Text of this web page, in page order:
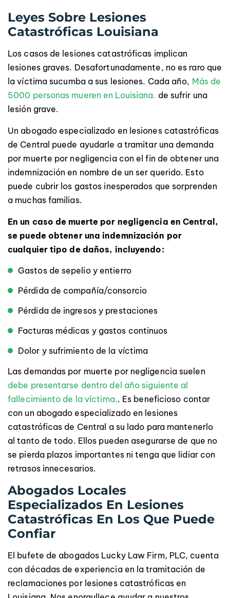
Leyes Sobre Lesiones
Catastróficas Louisiana
Los casos de lesiones catastróficas implican
lesiones graves. Desafortunadamente, no es raro que
la víctima sucumba a sus lesiones. Cada año, Más de
5000 personas mueren en Louisiana. de sufrir una
lesión grave.
Un abogado especializado en lesiones catastróficas
de Central puede ayudarle a tramitar una demanda
por muerte por negligencia con el fin de obtener una
indemnización en nombre de un ser querido. Esto
puede cubrir los gastos inesperados que sorprenden
a muchas familias.
En un caso de muerte por negligencia en Central,
se puede obtener una indemnización por
cualquier tipo de daños, incluyendo:
Gastos de sepelio y entierro
Pérdida de compañía/consorcio
Pérdida de ingresos y prestaciones
Facturas médicas y gastos continuos
Dolor y sufrimiento de la víctima
Las demandas por muerte por negligencia suelen
debe presentarse dentro del año siguiente al
fallecimiento de la víctima.. Es beneficioso contar
con un abogado especializado en lesiones
catastróficas de Central a su lado para mantenerlo
al tanto de todo. Ellos pueden asegurarse de que no
se pierda plazos importantes ni tenga que lidiar con
retrasos innecesarios.
Abogados Locales
Especializados En Lesiones
Catastróficas En Los Que Puede
Confiar
El bufete de abogados Lucky Law Firm, PLC, cuenta
con décadas de experiencia en la tramitación de
reclamaciones por lesiones catastróficas en